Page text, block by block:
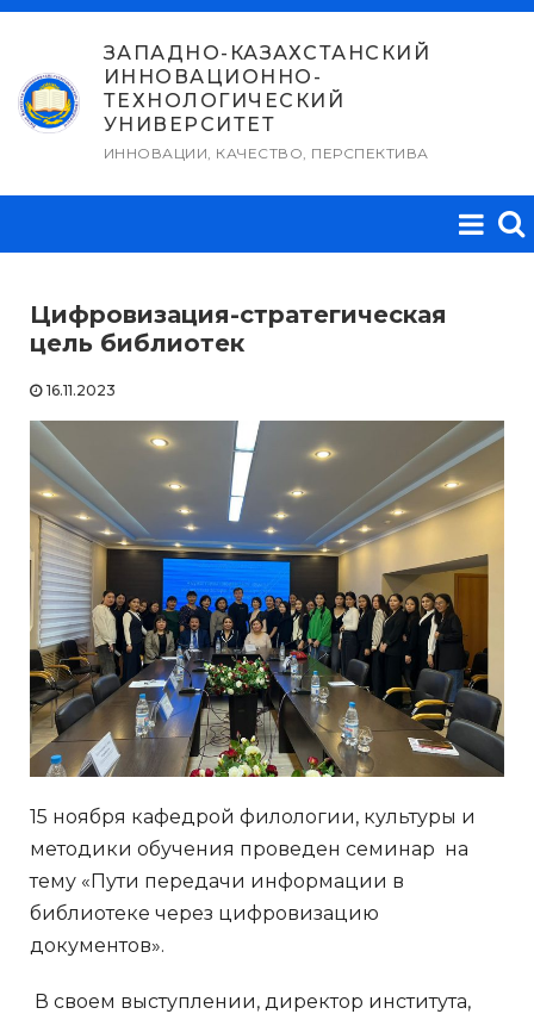
Перейти
содержимому
ЗАПАДНО-КАЗАХСТАНСКИЙ
ИННОВАЦИОННО-
ТЕХНОЛОГИЧЕСКИЙ
УНИВЕРСИТЕТ
ИННОВАЦИИ, КАЧЕСТВО, ПЕРСПЕКТИВА
Цифровизация-стратегическая
цель библиотек
16.11.2023
15 ноября кафедрой филологии, культуры и
методики обучения проведен семинар на
тему «Пути передачи информации в
библиотеке через цифровизацию
документов».
В своем выступлении, директор института,